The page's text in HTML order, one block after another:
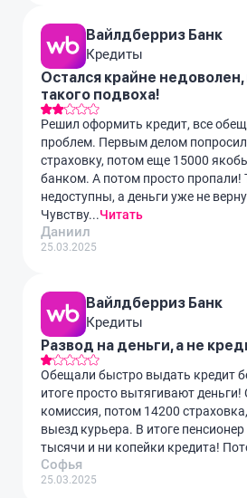
Вайлдберриз Банк
Кредиты
Остался крайне
такого подвоха!
Решил оформить кредит, все
проблем. Первым делом
страховку, потом еще 15000
банком. А потом просто пропали!
недоступны, а деньги уже не
Чувству...Читать
Даниил
25.03.2025
Вайлдберриз Банк
Кредиты
Развод на деньги, а не
Обещали быстро выдать кредит
итоге просто вытягивают деньги!
комиссия, потом 14200
выезд курьера. В итоге
тысячи и ни копейки кредита!
Софья
25.03.2025